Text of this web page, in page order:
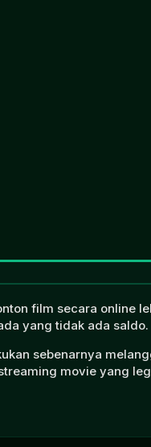
film secara online
yang tidak ada saldo.
sebenarnya
movie yang